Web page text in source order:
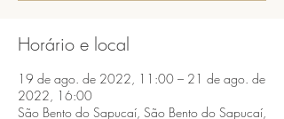
Horário e local
19 de ago. de 2022, 11:00 – 21 de ago. de
2022, 16:00
São Bento do Sapucaí, São Bento do Sapucaí,